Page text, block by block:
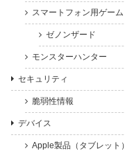
スマートフォン用ゲーム
ゼノンザード
モンスターハンター
セキュリティ
脆弱性情報
デバイス
Apple製品（タブレット）